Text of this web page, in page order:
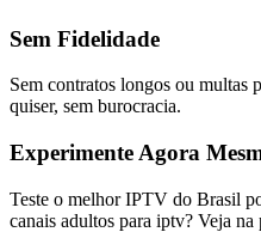
Sem Fidelidade
Sem contratos longos ou multas
quiser, sem burocracia.
Experimente Agora
Teste o melhor IPTV do Brasil
canais adultos para iptv? Veja